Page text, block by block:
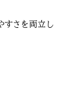
すさを両立し